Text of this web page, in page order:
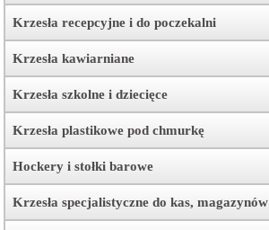
Krzesła recepcyjne i do poczekalni
Krzesła kawiarniane
Krzesła szkolne i dziecięce
Krzesła plastikowe pod chmurkę
Hockery i stołki barowe
Krzesła specjalistyczne do kas, magazynów